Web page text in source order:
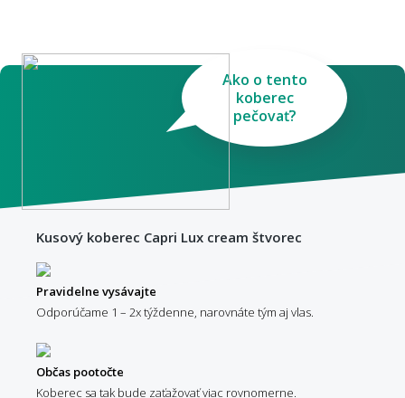
Ako o tento
koberec
pečovať?
Kusový koberec Capri Lux cream štvorec
Pravidelne vysávajte
Odporúčame 1 – 2x týždenne, narovnáte tým aj vlas.
Občas pootočte
Koberec sa tak bude zaťažovať viac rovnomerne.